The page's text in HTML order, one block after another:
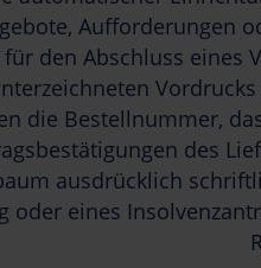
Aufforderungen
den Abschluss eines
die Bestellnummer,
des
ausdrücklich
oder eines